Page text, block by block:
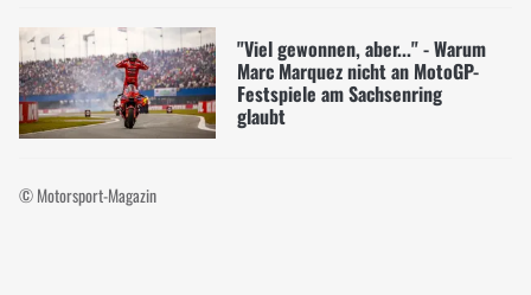
"Viel gewonnen, aber..." - Warum
Marc Marquez nicht an MotoGP-
Festspiele am Sachsenring
glaubt
© Motorsport-Magazin